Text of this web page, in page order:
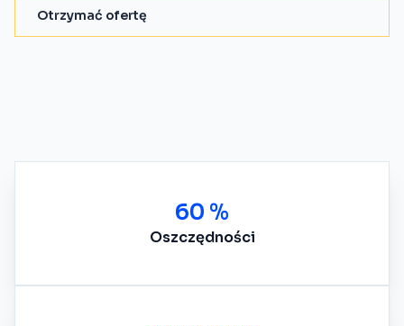
Otrzymać ofertę
60 %
Oszczędności